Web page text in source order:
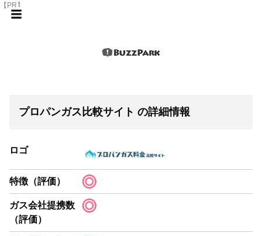
【PR】
プロパンガス比較サイト の詳細情報
ロゴ
特徴（評価）
ガス会社提携数
（評価）